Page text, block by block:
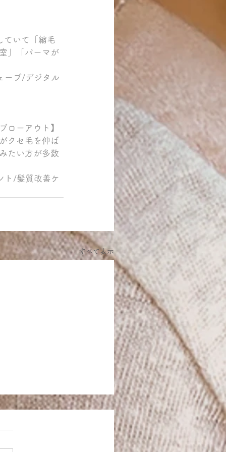
ていて「縮毛
」「パーマが
ーブ/デジタル
ローアウト】
クセ毛を伸ば
たい方が多数
ト/髪質改善ケ
すべて表示